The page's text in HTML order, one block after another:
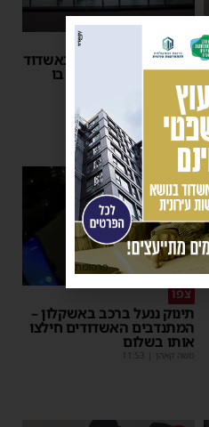
ליבו שב לפעום
אדם התמוטט בביתו באשדוד
– כוחות ההצלה ביצעו בו
פעולות החייאה
מנחם דויטש
1
צפו
תינוק ננעל ברכב באשקלון –
המתנדבים האשדודים חילצו
אותו בשלום
משה קאהן 11:53
פרסומת